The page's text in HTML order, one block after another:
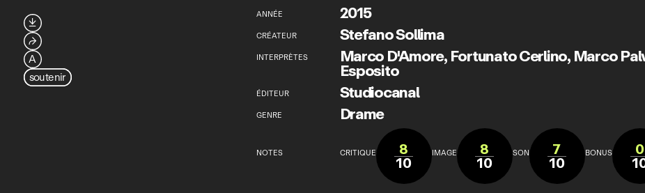
ANNÉE 2015
CRÉATEUR Stefano Sollima
INTERPRÈTES Marco D'Amore,Fortunato Cerlino,Marco
Esposito
ÉDITEUR Studiocanal
GENRE Drame
NOTES CRITIQUE 8
10 IMAGE 8
10 SON 7
10 BONUS 0

⮫
A
soutenir